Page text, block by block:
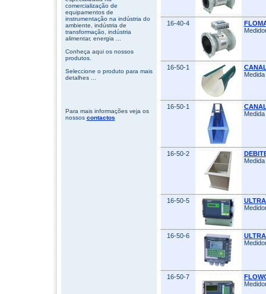
comercialização de
equipamentos de
instrumentação na indústria do
ambiente, indústria de
transformação, indústria
alimentar, energia ...
Conheça aqui os nossos
produtos.
Seleccione o produto para mais
detalhes ...
Para mais informações veja os
nossos contactos
16-40-4
16-50-1
16-50-1
16-50-2
16-50-5
16-50-6
16-50-7